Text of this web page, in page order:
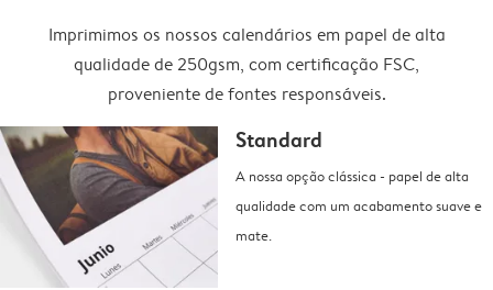
Imprimimos os nossos calendários em papel de alta
qualidade de 250gsm, com certificação FSC,
proveniente de fontes responsáveis.
Standard
A nossa opção clássica - papel de alta
qualidade com um acabamento suave e
mate.